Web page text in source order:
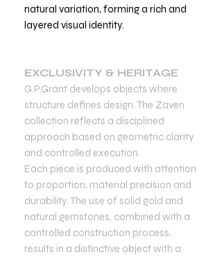
natural variation, forming a rich and
layered visual identity.
EXCLUSIVITY & HERITAGE
G.P.Grant develops objects where
structure defines design. The Zaven
collection reflects a disciplined
approach based on geometric clarity
and controlled execution.
Each piece is produced with attention
to proportion, material precision and
durability. The use of solid gold and
natural gemstones, combined with a
controlled construction process,
results in a distinctive object with a